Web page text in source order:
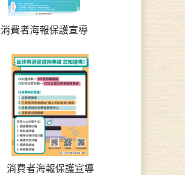
消費者海報保護宣導
消費者海報保護宣導